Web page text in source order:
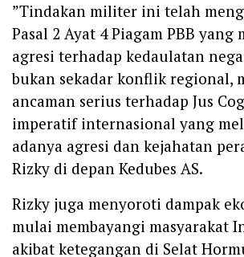
‎”Tindakan militer ini telah
Pasal 2 Ayat 4 Piagam PBB yang
agresi terhadap kedaulatan
bukan sekadar konflik regional,
ancaman serius terhadap Jus
imperatif internasional yang
adanya agresi dan kejahatan
Rizky di depan Kedubes AS.
‎Rizky juga menyoroti dampak
mulai membayangi masyarakat
akibat ketegangan di Selat